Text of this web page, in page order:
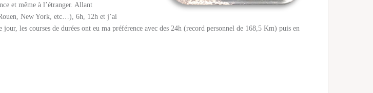
et même à l’étranger. Allant
New York, etc…), 6h, 12h et j’ai
les courses de durées ont eu ma préférence avec des 24h (record personnel de 168,5 Km) puis en